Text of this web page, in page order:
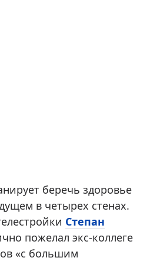
беречь здоровье
в четырех стенах.
Степан
пожелал экс-коллеге
«с большим